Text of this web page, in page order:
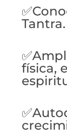
Tantra.
física,